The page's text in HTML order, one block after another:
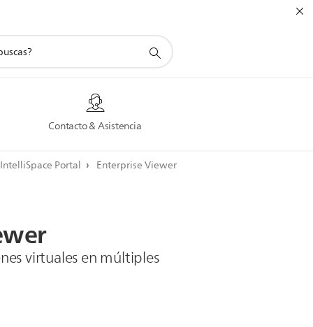
Contacto & Asistencia
IntelliSpace Portal Enterprise Viewer
virtuales en múltiples